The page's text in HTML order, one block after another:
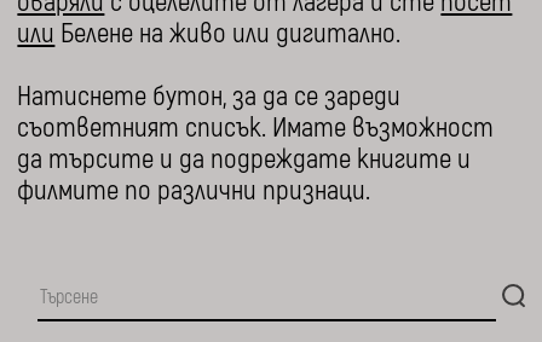
или Белене на живо или дигитално.
Натиснете бутон, за да се зареди
съответният списък. Имате възможност
да търсите и да подреждате книгите и
филмите по различни признаци.